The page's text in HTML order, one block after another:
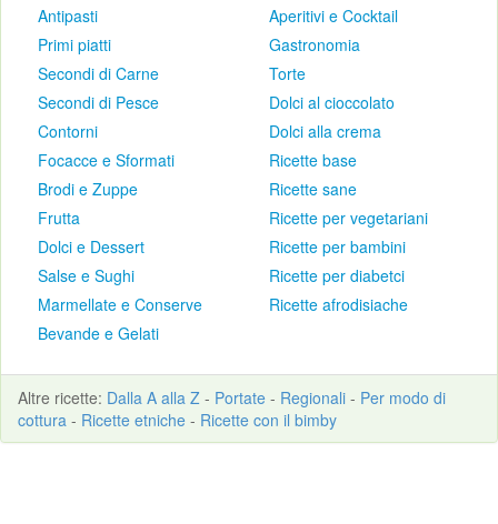
Antipasti
Primi piatti
Secondi di Carne
Secondi di Pesce
Contorni
Focacce e Sformati
Brodi e Zuppe
Frutta
Dolci e Dessert
Salse e Sughi
Marmellate e Conserve
Bevande e Gelati
Aperitivi e Cocktail
Gastronomia
Torte
Dolci al cioccolato
Dolci alla crema
Ricette base
Ricette sane
Ricette per vegetariani
Ricette per bambini
Ricette per diabetci
Ricette afrodisiache
Altre ricette: Dalla A alla Z - Portate - Regionali - Per modo di
cottura - Ricette etniche - Ricette con il bimby